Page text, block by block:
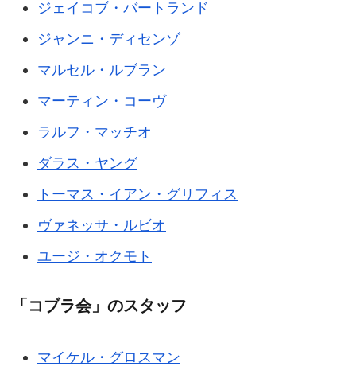
ジェイコブ・バートランド
ジャンニ・ディセンゾ
マルセル・ルブラン
マーティン・コーヴ
ラルフ・マッチオ
ダラス・ヤング
トーマス・イアン・グリフィス
ヴァネッサ・ルビオ
ユージ・オクモト
「コブラ会」のスタッフ
マイケル・グロスマン